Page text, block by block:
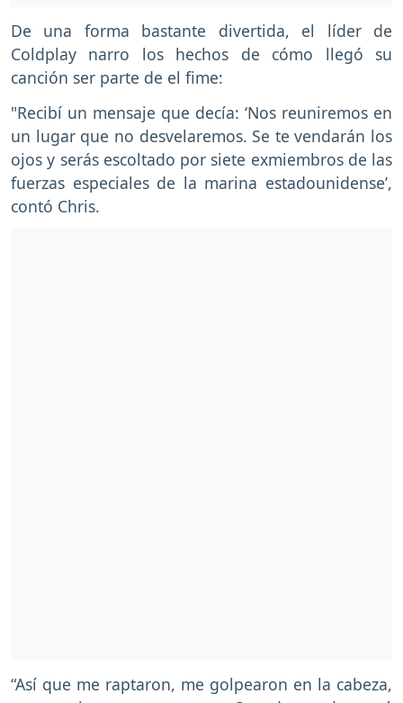
De una forma bastante divertida, el líder de
Coldplay narro los hechos de cómo llegó su
canción ser parte de el fime:
"Recibí un mensaje que decía: ‘Nos reuniremos en
un lugar que no desvelaremos. Se te vendarán los
ojos y serás escoltado por siete exmiembros de las
fuerzas especiales de la marina estadounidense’,
contó Chris.
“Así que me raptaron, me golpearon en la cabeza,